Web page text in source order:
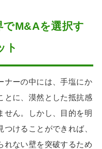
M&Aを選択す
ト
ナーの中には、手塩にか
とに、漠然とした抵抗感
せん。しかし、目的を明
けることができれば、
れない壁を突破するため